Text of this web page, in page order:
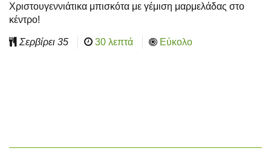
Χριστουγεννιάτικα μπισκότα με γέμιση μαρμελάδας στο
κέντρο!
Σερβίρει 35 30 λεπτά Εύκολο